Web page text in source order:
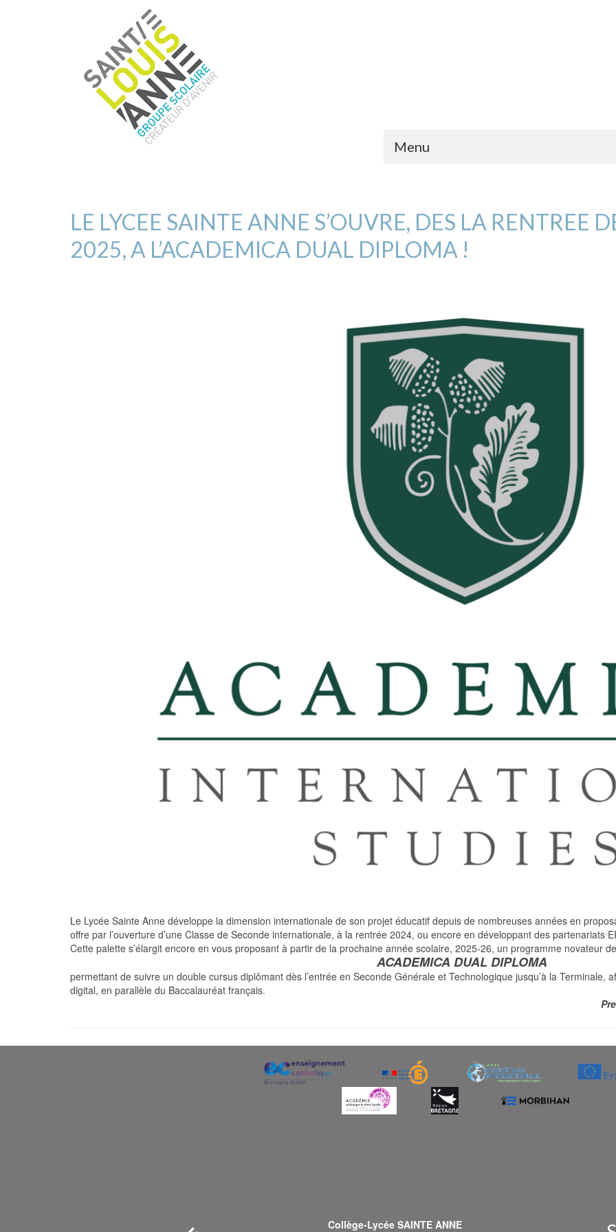
Menu
LE LYCEE SAINTE ANNE S’OUVRE, DES LA RENTREE
2025, A L’ACADEMICA DUAL DIPLOMA !
Le Lycée Sainte Anne développe la dimension internationale de son projet éducatif depuis de nombreuses années en
offre par l’ouverture d’une Classe de Seconde internationale, à la rentrée 2024, ou encore en développant des partenariats
Cette palette s’élargit encore en vous proposant à partir de la prochaine année scolaire, 2025-26, un programme novateur
ACADEMICA DUAL DIPLOMA
permettant de suivre un double cursus diplômant dès l’entrée en Seconde Générale et Technologique jusqu’à la Terminale,
digital, en parallèle du Baccalauréat français.
Collège-Lycée SAINTE ANNE